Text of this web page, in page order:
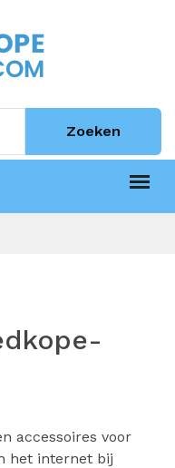
Zoeken
accessoires voor
het internet bij